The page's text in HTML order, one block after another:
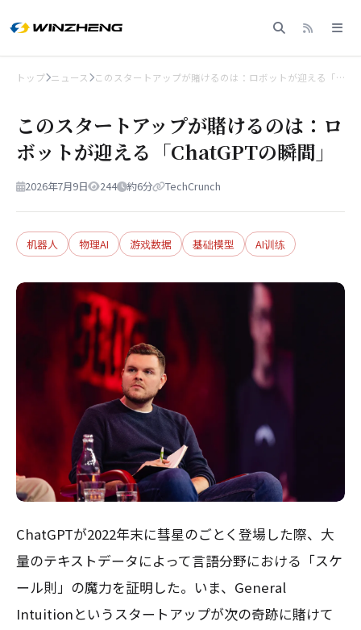
トップ ニュース このスタートアップが賭けるのは：ロボットが迎える「…
このスタートアップが賭けるのは：ロ
ボットが迎える「ChatGPTの瞬間」
2026年7月9日 244 約6分 TechCrunch
机器人 物理AI 游戏数据 基础模型 AI训练
ChatGPTが2022年末に彗星のごとく登場した際、大
量のテキストデータによって言語分野における「スケ
ール則」の魔力を証明した。いま、General
Intuitionというスタートアップが次の奇跡に賭けて